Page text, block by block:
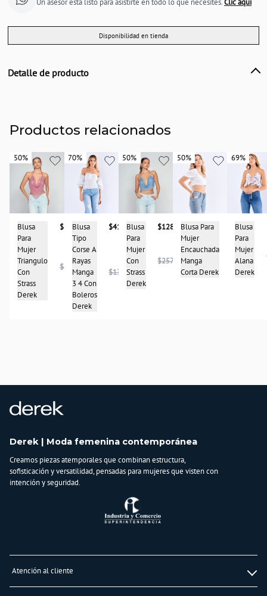
Un asesor está listo para asistirte en todo lo que necesites.Clic aquí
Disponibilidad en tienda
Detalle de producto
cuerpo, mangas cortas abullonadas y acabado ligero y femenino. Ideal para
looks casuales y fresco. derek
País de origen:
COLOMBIA
Importador:
BAGUER S.A.S
Cuidado y Lavado
Lavar en máquina, no usar blanqueadores,lavar y secar con colores similares y
planchar a temperatura tibia
Composición:
100% POLIESTER
Productos relacionados
50%
50%
Blusa
Para
Mujer
Triangulo
Con
Strass
Derek
$133.950
$267.950
70%
70%
Blusa
Tipo
Corse A
Rayas
Manga
3 4 Con
Boleros
Derek
$41.950
$139.950
50%
50%
Blusa
Para
Mujer
Con
Strass
Derek
$128.950
$257.950
50%
50%
Blusa Para
Mujer
Encauchada
Manga
Corta Derek
$124.475
$248.950
69%
69%
Blusa
Para
Mujer
Alana
Derek
Derek | Moda femenina contemporánea
Creamos piezas atemporales que combinan estructura,
sofisticación y versatilidad, pensadas para mujeres que visten con
intención y seguridad.
Atención al cliente